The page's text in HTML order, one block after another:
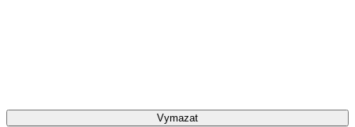
Vymazat